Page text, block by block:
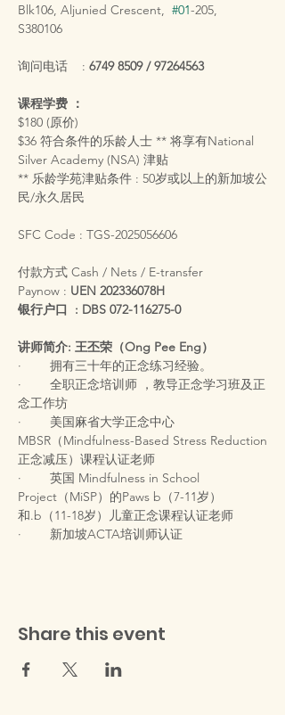
Blk106, Aljunied Crescent, #01-205,
S380106
询问电话    : 6749 8509 / 97264563
课程学费 ：
$180 (原价)
$36 符合条件的乐龄人士 ** 将享有National
Silver Academy (NSA) 津贴
** 乐龄学苑津贴条件 : 50岁或以上的新加坡公
民/永久居民
SFC Code : TGS-2025056606
付款方式 Cash / Nets / E-transfer
Paynow : UEN 202336078H
银行户口  : DBS 072-116275-0
讲师简介: 王丕荣（Ong Pee Eng）
·        拥有三十年的正念练习经验。
·        全职正念培训师 ，教导正念学习班及正
念工作坊
·        美国麻省大学正念中心
MBSR（Mindfulness-Based Stress Reduction
正念减压）课程认证老师
·        英国 Mindfulness in School
Project（MiSP）的Paws b（7-11岁）
和.b（11-18岁）儿童正念课程认证老师
·        新加坡ACTA培训师认证
Share this event